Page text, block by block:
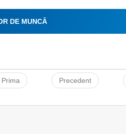
DE MUNCĂ
Precedent